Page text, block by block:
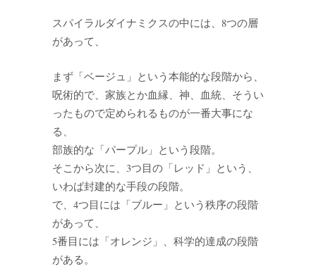
スパイラルダイナミクスの中には、8つの層
があって、
まず「ベージュ」という本能的な段階から、
呪術的で、家族とか血縁、神、血統、そうい
ったもので定められるものが一番大事にな
る、
部族的な「パープル」という段階。
そこから次に、3つ目の「レッド」という、
いわば封建的な手段の段階。
で、4つ目には「ブルー」という秩序の段階
があって、
5番目には「オレンジ」、科学的達成の段階
がある。